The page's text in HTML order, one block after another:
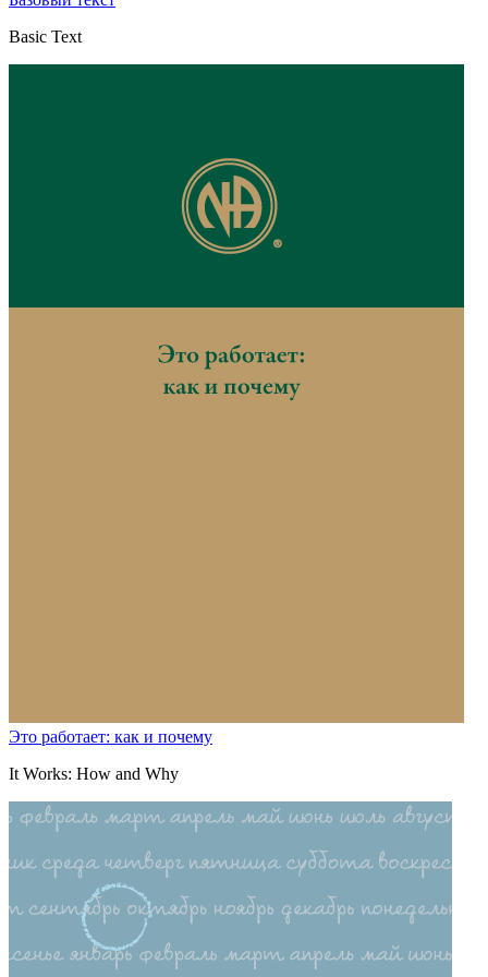
Basic Text
Это работает: как и почему
It Works: How and Why